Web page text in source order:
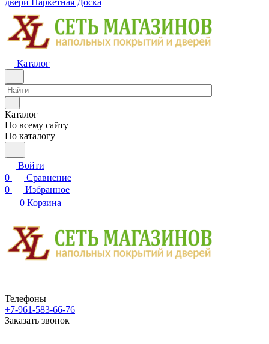
двери Паркетная Доска
Каталог
Каталог
По всему сайту
По каталогу
Войти
0
Сравнение
0
Избранное
0 Корзина
Телефоны
+7-961-583-66-76
Заказать звонок